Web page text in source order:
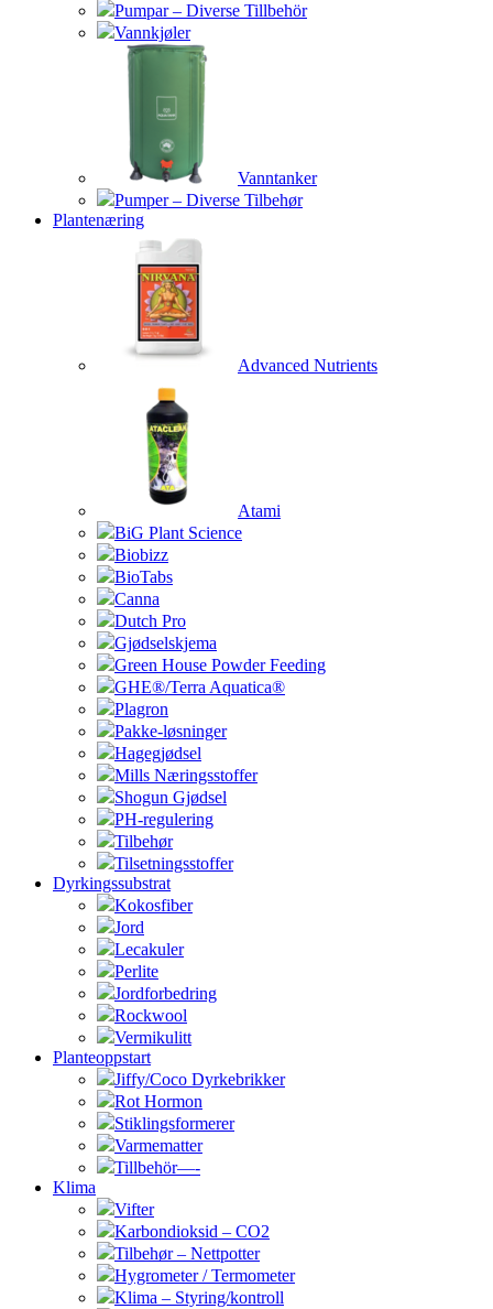
Pumpar – Diverse Tillbehör
Vannkjøler
Vanntanker
Pumper – Diverse Tilbehør
Plantenæring
Advanced Nutrients
Atami
BiG Plant Science
Biobizz
BioTabs
Canna
Dutch Pro
Gjødselskjema
Green House Powder Feeding
GHE®/Terra Aquatica®
Plagron
Pakke-løsninger
Hagegjødsel
Mills Næringsstoffer
Shogun Gjødsel
PH-regulering
Tilbehør
Tilsetningsstoffer
Dyrkingssubstrat
Kokosfiber
Jord
Lecakuler
Perlite
Jordforbedring
Rockwool
Vermikulitt
Planteoppstart
Jiffy/Coco Dyrkebrikker
Rot Hormon
Stiklingsformerer
Varmematter
Tillbehör—-
Klima
Vifter
Karbondioksid – CO2
Tilbehør – Nettpotter
Hygrometer / Termometer
Klima – Styring/kontroll